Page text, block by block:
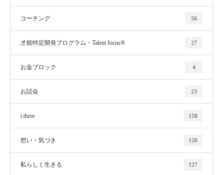
コーチング 56
才能特定開発プログラム・Talent focus® 27
お金ブロック 4
お話会 23
i.three 158
想い・気づき 126
私らしく生きる 127